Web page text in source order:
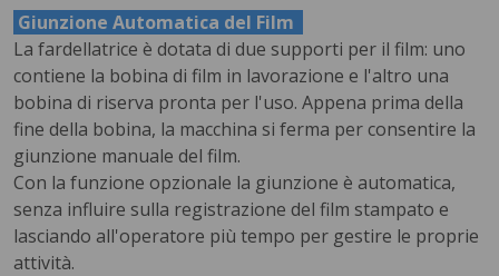
Giunzione Automatica del Film
La fardellatrice è dotata di due supporti per il film: uno
contiene la bobina di film in lavorazione e l'altro una
bobina di riserva pronta per l'uso. Appena prima della
fine della bobina, la macchina si ferma per consentire la
giunzione manuale del film.
Con la funzione opzionale la giunzione è automatica,
senza influire sulla registrazione del film stampato e
lasciando all'operatore più tempo per gestire le proprie
attività.